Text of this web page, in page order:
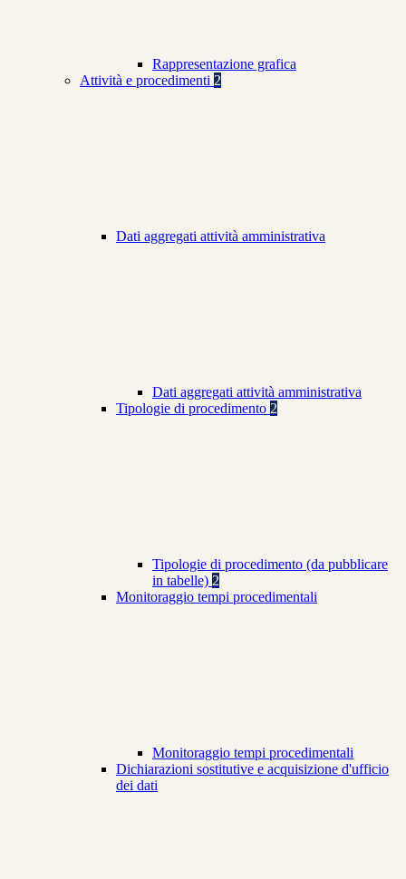
Rappresentazione grafica
Attività e procedimenti 2
Dati aggregati attività amministrativa
Dati aggregati attività amministrativa
Tipologie di procedimento 2
Tipologie di procedimento (da pubblicare
in tabelle) 2
Monitoraggio tempi procedimentali
Monitoraggio tempi procedimentali
Dichiarazioni sostitutive e acquisizione d'ufficio
dei dati